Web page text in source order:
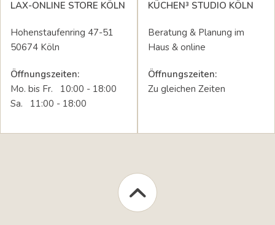
LAX-ONLINE STORE KÖLN
Hohenstaufenring 47-51
50674 Köln
Öffnungszeiten:
Mo. bis Fr. 10:00 - 18:00
Sa. 11:00 - 18:00
KÜCHEN³ STUDIO KÖLN
Beratung & Planung im
Haus & online
Öffnungszeiten:
Zu gleichen Zeiten